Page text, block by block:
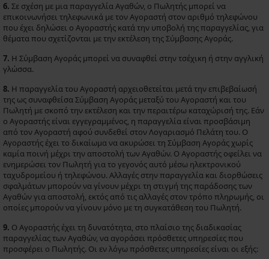
6. Σε σχέση με μια παραγγελία Aγαθών, ο Πωλητής μπορεί να
επικοινωνήσει τηλεφωνικά με τον Αγοραστή στον αριθμό τηλεφώνου
που έχει δηλώσει ο Αγοραστής κατά την υποβολή της παραγγελίας, για
θέματα που σχετίζονται με την εκτέλεση της Σύμβασης Αγοράς.
7. Η Σύμβαση Αγοράς μπορεί να συναφθεί στην τσέχικη ή στην αγγλική
γλώσσα.
8. Η παραγγελία του Αγοραστή αρχειοθετείται μετά την επιβεβαίωσή
της ως συναφθείσα Σύμβαση Αγοράς μεταξύ του Αγοραστή και του
Πωλητή με σκοπό την εκτέλεση και την περαιτέρω καταχώρισή της. Εάν
ο Αγοραστής είναι εγγεγραμμένος, η παραγγελία είναι προσβάσιμη
από τον Αγοραστή αφού συνδεθεί στον Λογαριασμό Πελάτη του. Ο
Αγοραστής έχει το δικαίωμα να ακυρώσει τη Σύμβαση Αγοράς χωρίς
καμία ποινή μέχρι την αποστολή των Αγαθών. Ο Αγοραστής οφείλει να
ενημερώσει τον Πωλητή για το γεγονός αυτό μέσω ηλεκτρονικού
ταχυδρομείου ή τηλεφώνου. Αλλαγές στην παραγγελία και διορθώσεις
σφαλμάτων μπορούν να γίνουν μέχρι τη στιγμή της παράδοσης των
Αγαθών για αποστολή, εκτός από τις αλλαγές στον τρόπο πληρωμής, οι
οποίες μπορούν να γίνουν μόνο με τη συγκατάθεση του Πωλητή.
9. Ο Αγοραστής έχει τη δυνατότητα, στο πλαίσιο της διαδικασίας
παραγγελίας των Αγαθών, να αγοράσει πρόσθετες υπηρεσίες που
προσφέρει ο Πωλητής. Οι εν λόγω πρόσθετες υπηρεσίες είναι οι εξής: